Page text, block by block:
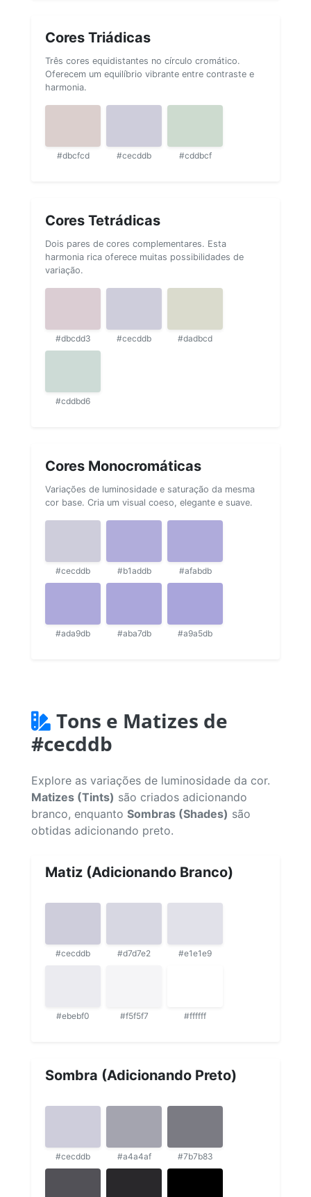
Cores Triádicas
Três cores equidistantes no círculo cromático.
Oferecem um equilíbrio vibrante entre contraste e
harmonia.
#dbcfcd #cecddb #cddbcf
Cores Tetrádicas
Dois pares de cores complementares. Esta
harmonia rica oferece muitas possibilidades de
variação.
#dbcdd3 #cecddb #dadbcd
#cddbd6
Cores Monocromáticas
Variações de luminosidade e saturação da mesma
cor base. Cria um visual coeso, elegante e suave.
#cecddb #b1addb #afabdb
#ada9db #aba7db #a9a5db
Tons e Matizes de
#cecddb
Explore as variações de luminosidade da cor.
Matizes (Tints) são criados adicionando
branco, enquanto Sombras (Shades) são
obtidas adicionando preto.
Matiz (Adicionando Branco)
#cecddb #d7d7e2 #e1e1e9
#ebebf0 #f5f5f7 #ffffff
Sombra (Adicionando Preto)
#cecddb #a4a4af #7b7b83